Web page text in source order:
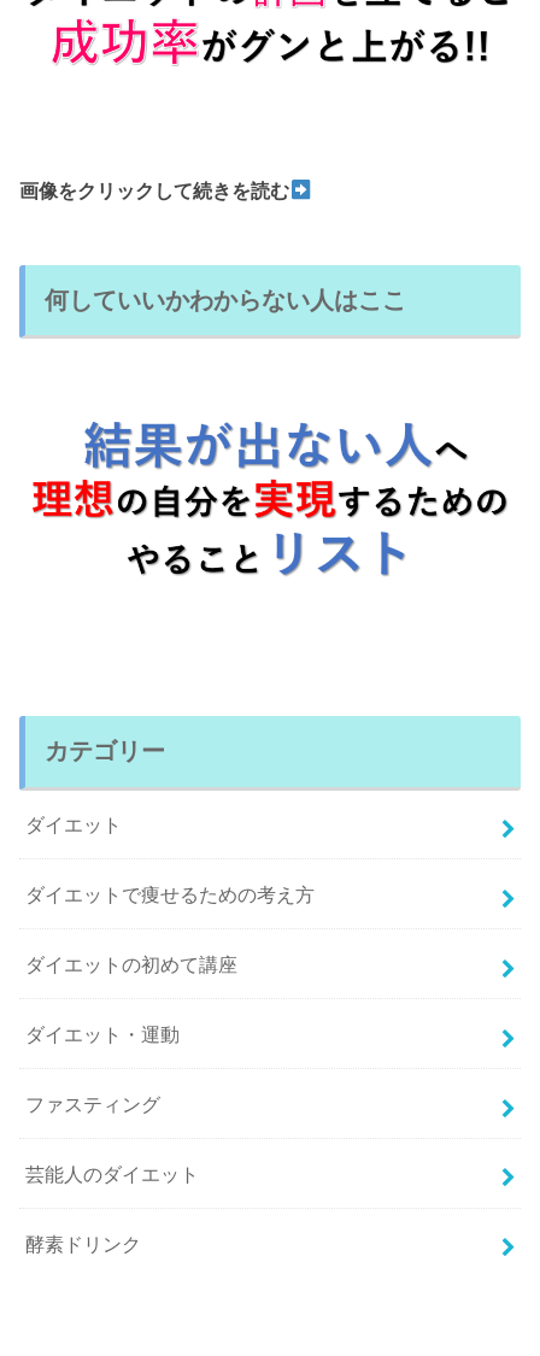
画像をクリックして続きを読む
何していいかわからない人はここ
カテゴリー
ダイエット
ダイエットで痩せるための考え方
ダイエットの初めて講座
ダイエット・運動
ファスティング
芸能人のダイエット
酵素ドリンク